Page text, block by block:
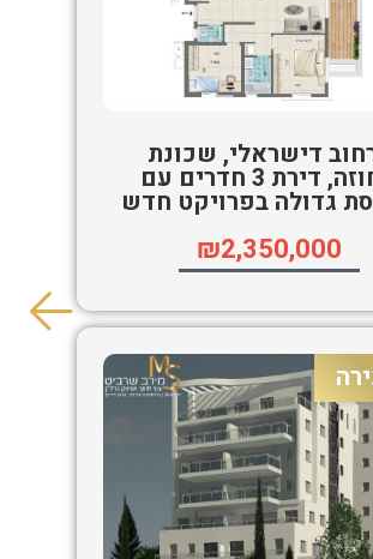
דישראלי, שכונת
אחוזה, דירת 3 חדרים עם
גדולה בפרויקט חדש
₪2,350,000